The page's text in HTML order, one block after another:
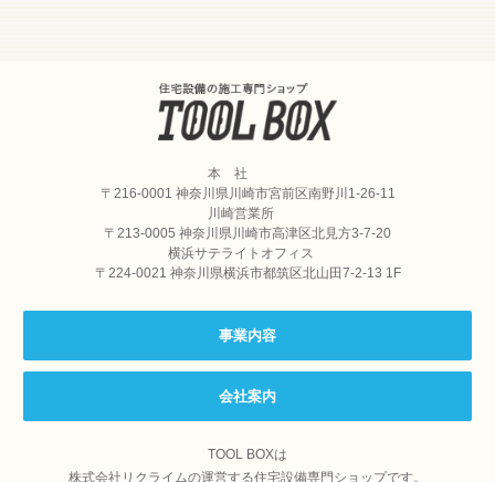
本 社
〒216-0001 神奈川県川崎市宮前区南野川1-26-11
川崎営業所
〒213-0005 神奈川県川崎市高津区北見方3-7-20
横浜サテライトオフィス
〒224-0021 神奈川県横浜市都筑区北山田7-2-13 1F
事業内容
会社案内
TOOL BOXは
株式会社リクライムの運営する住宅設備専門ショップです。